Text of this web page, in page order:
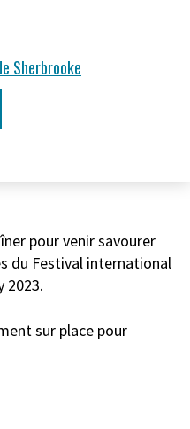
Sherbrooke
pour venir savourer
du Festival international
2023.
sur place pour